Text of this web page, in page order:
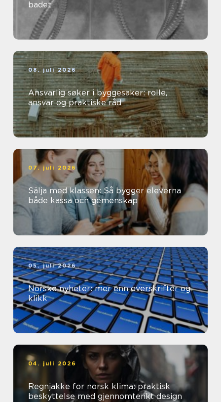
badet
08. juli 2026
Ansvarlig søker i byggesaker: rolle,
ansvar og praktiske råd
07. juli 2026
Sälja med klassen: Så bygger eleverna
både kassa och gemenskap
05. juli 2026
Norske nyheter: mer enn overskrifter og
klikk
04. juli 2026
Regnjakke for norsk klima: praktisk
beskyttelse med gjennomtenkt design